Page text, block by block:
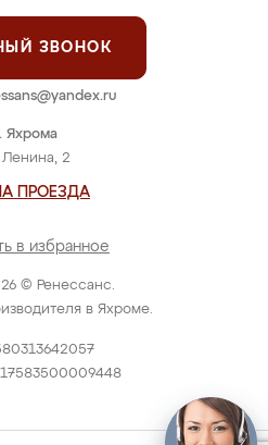
© Ренессанс.
в Яхроме.
Яхрома
Ленина, 2
ПРОЕЗДА
в избранное
ЗВОНОК